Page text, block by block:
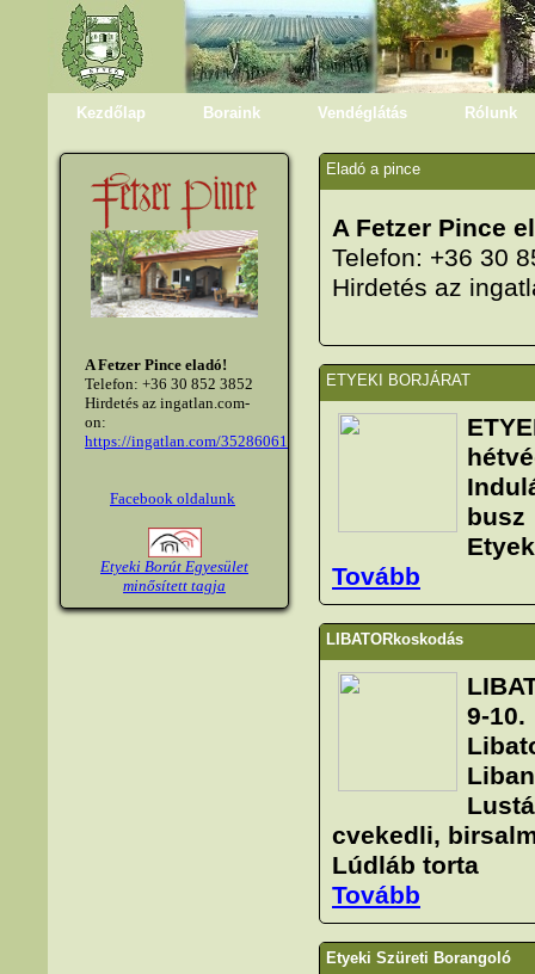
Kezdőlap Boraink Vendéglátás Rólunk
A Fetzer Pince eladó!
Telefon: +36 30 852 3852
Hirdetés az ingatlan.com-
on:
https://ingatlan.com/35286061
Facebook oldalunk
Etyeki Borút Egyesület
minősített tagja
Eladó a pince
A Fetzer Pince
Telefon: +36 30
Hirdetés az
ETYEKI BORJÁRAT
Tovább
LIBATORkoskodás
9-10.
cvekedli,
Lúdláb torta
Tovább
Etyeki Szüreti Borangoló